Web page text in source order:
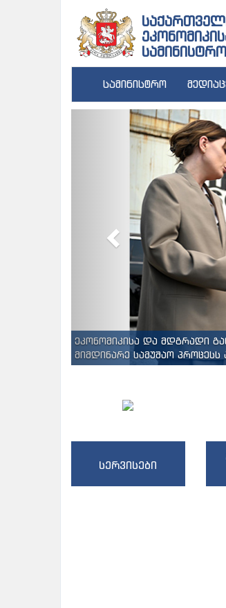
სამინისტრო
სამინისტრო
ეკონომიკისა და მდგრადი
მიმდინარე სამუშაო
Previous
სერვისები